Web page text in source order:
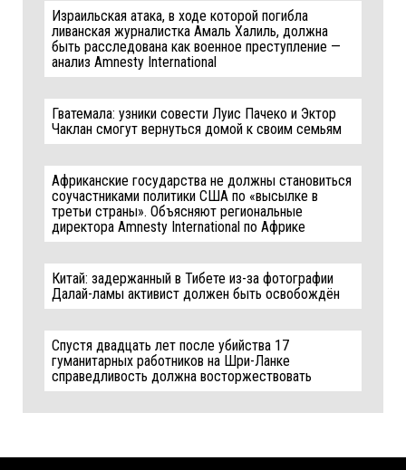
Израильская атака, в ходе которой погибла
ливанская журналистка Амаль Халиль, должна
быть расследована как военное преступление —
анализ Amnesty International
Гватемала: узники совести Луис Пачеко и Эктор
Чаклан смогут вернуться домой к своим семьям
Африканские государства не должны становиться
соучастниками политики США по «высылке в
третьи страны». Объясняют региональные
директора Amnesty International по Африке
Китай: задержанный в Тибете из-за фотографии
Далай-ламы активист должен быть освобождён
Спустя двадцать лет после убийства 17
гуманитарных работников на Шри-Ланке
справедливость должна восторжествовать